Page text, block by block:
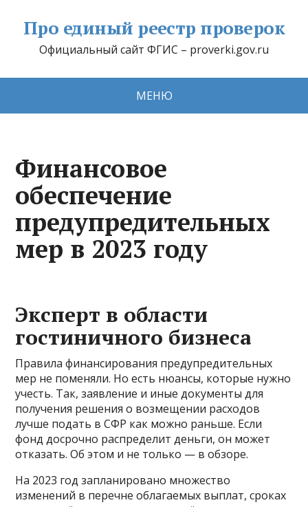
Про единый реестр проверок
Официальный сайт ФГИС – proverki.gov.ru
МЕНЮ
Финансовое
обеспечение
предупредительных
мер в 2023 году
Эксперт в области
гостиничного бизнеса
Правила финансирования предупредительных
мер не поменяли. Но есть нюансы, которые нужно
учесть. Так, заявление и иные документы для
получения решения о возмещении расходов
лучше подать в СФР как можно раньше. Если
фонд досрочно распределит деньги, он может
отказать. Об этом и не только — в обзоре.
На 2023 год запланировано множество
изменений в перечне облагаемых выплат, сроках